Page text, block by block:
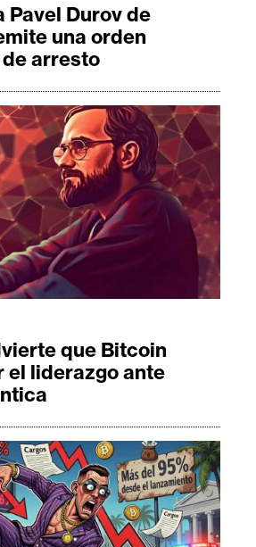
Pavel Durov de
una orden
arresto
que Bitcoin
el liderazgo ante